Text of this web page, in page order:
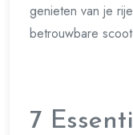
genieten van je
betrouwbare
7